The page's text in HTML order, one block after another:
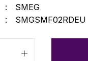
SMEG
SMGSMF02RDEU